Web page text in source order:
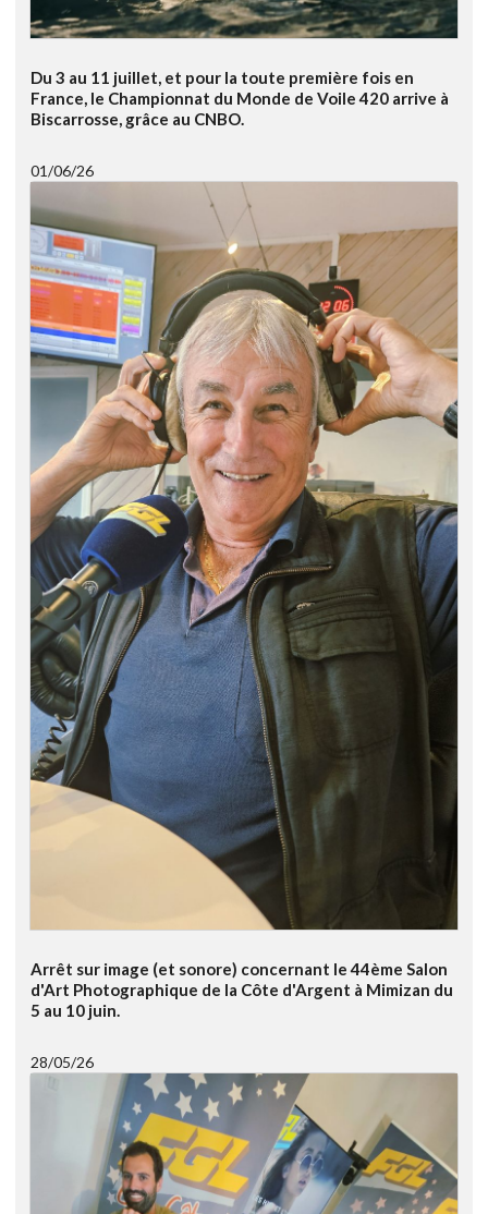
Du 3 au 11 juillet, et pour la toute première fois en
France, le Championnat du Monde de Voile 420 arrive à
Biscarrosse, grâce au CNBO.
01/06/26
Arrêt sur image (et sonore) concernant le 44ème Salon
d'Art Photographique de la Côte d'Argent à Mimizan du
5 au 10 juin.
28/05/26